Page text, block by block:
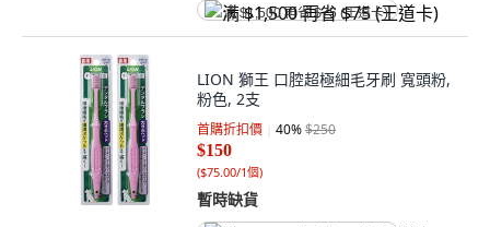
满 $1,500 再省 $75 (王道卡)
LION 獅王 口腔超極細毛牙刷 寬頭粉,
粉色, 2支
首購折扣價 40%$250
$150
($75.00/1個)
暫時缺貨